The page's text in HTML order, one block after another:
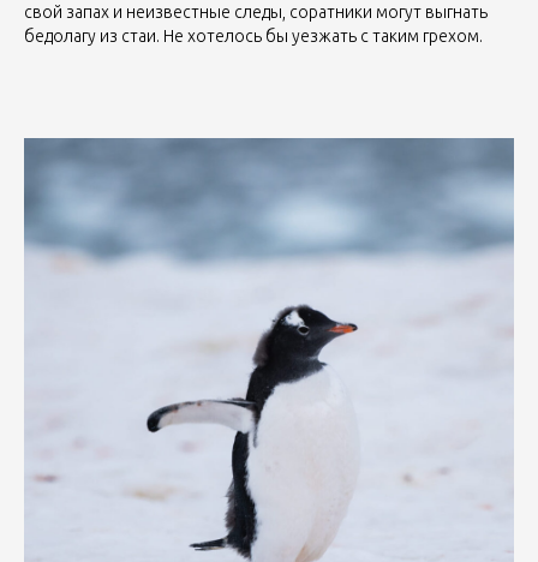
свой запах и неизвестные следы, соратники могут выгнать
бедолагу из стаи. Не хотелось бы уезжать с таким грехом.